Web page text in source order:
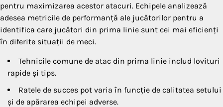
pentru maximizarea acestor atacuri. Echipele analizează
adesea metricile de performanță ale jucătorilor pentru a
identifica care jucători din prima linie sunt cei mai eficienți
în diferite situații de meci.
Tehnicile comune de atac din prima linie includ lovituri
rapide și tips.
Ratele de succes pot varia în funcție de calitatea setului
și de apărarea echipei adverse.